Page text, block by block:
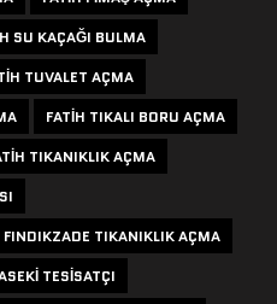
SU KAÇAĞI BULMA
TUVALET AÇMA
FATIH TIKALI BORU AÇMA
TIKANIKLIK AÇMA
FINDIKZADE TIKANIKLIK AÇMA
TESISATÇI